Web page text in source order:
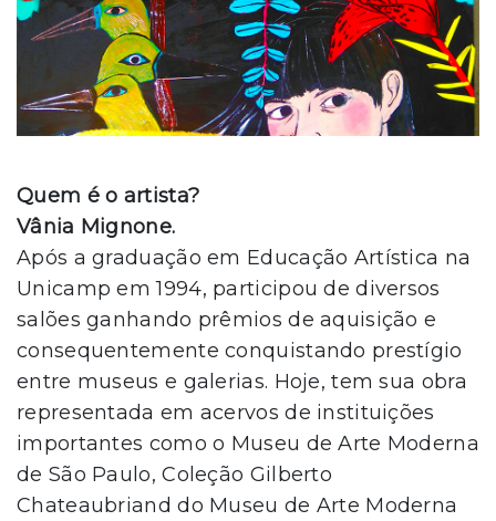
Quem é o artista?
Vânia Mignone.
Após a graduação em Educação Artística na
Unicamp em 1994, participou de diversos
salões ganhando prêmios de aquisição e
consequentemente conquistando prestígio
entre museus e galerias. Hoje, tem sua obra
representada em acervos de instituições
importantes como o Museu de Arte Moderna
de São Paulo, Coleção Gilberto
Chateaubriand do Museu de Arte Moderna